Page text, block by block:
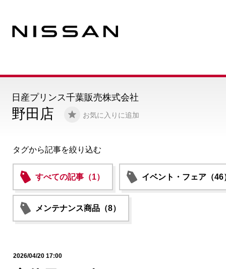
野田店 お気に入りに追加
日産プリンス千葉販売株式会社
タグから記事を絞り込む
すべての記事（1） イベント・フェア（46
メンテナンス商品（8）
2026/04/20 17:00